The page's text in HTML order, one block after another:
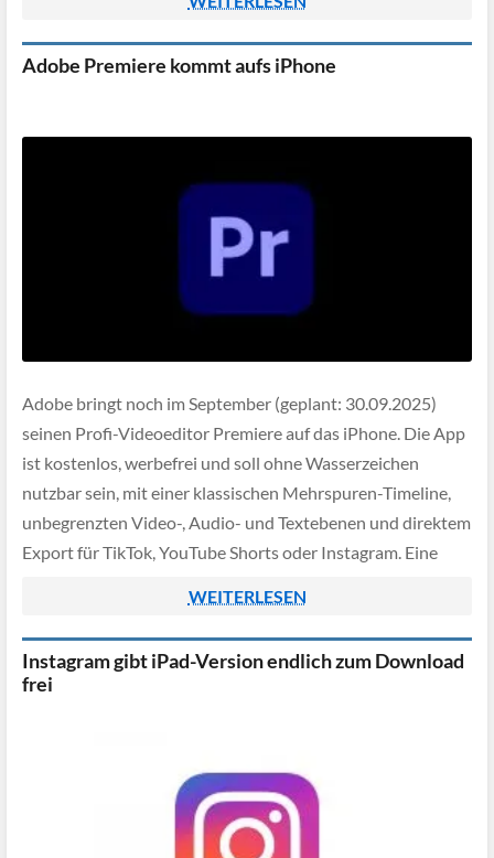
Adobe Premiere kommt aufs iPhone
Adobe bringt noch im September (geplant: 30.09.2025)
seinen Profi-Videoeditor Premiere auf das iPhone. Die App
ist kostenlos, werbefrei und soll ohne Wasserzeichen
nutzbar sein, mit einer klassischen Mehrspuren-Timeline,
unbegrenzten Video-, Audio- und Textebenen und direktem
Export für TikTok, YouTube Shorts oder Instagram. Eine
hier allerdings das Veröffentlichungsdatum.
WEITERLESEN
Instagram gibt iPad-Version endlich zum Download
frei